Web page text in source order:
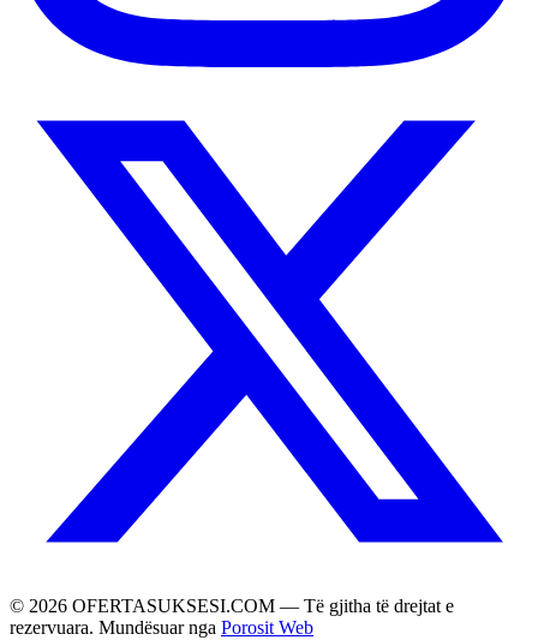
© 2026 OFERTASUKSESI.COM — Të gjitha të drejtat e
rezervuara. Mundësuar nga Porosit Web